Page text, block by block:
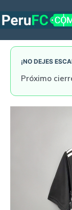
to
¡NO DEJES
Próximo